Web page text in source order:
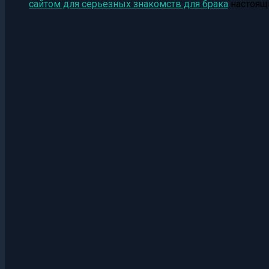
сайтом для серьезных знакомств для брака